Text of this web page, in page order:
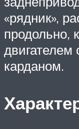
«рядник»,
продольно,
карданом.